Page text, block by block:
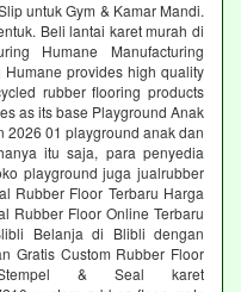
untuk Gym & Kamar Mandi.
Beli lantai karet murah di
Humane Manufacturing
provides high quality
rubber flooring products
as its base Playground Anak
2026 01 playground anak dan
itu saja, para penyedia
playground juga jualrubber
Rubber Floor Terbaru Harga
Rubber Floor Online Terbaru
Belanja di Blibli dengan
Gratis Custom Rubber Floor
& Seal karet